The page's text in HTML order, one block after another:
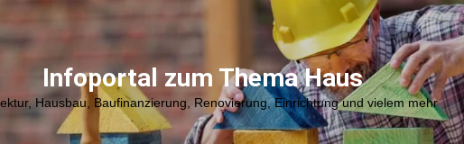
Infoportal zum Thema Haus
Hausbau, Baufinanzierung, Renovierung, Einrichtung und vielem mehr